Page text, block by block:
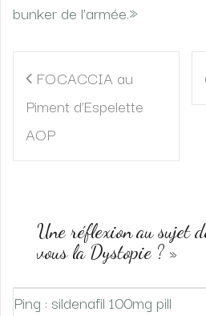
bunker de l’armée.»
de
l’article
FOCACCIA au
Piment d’Espelette
AOP
Une réflexion au sujet
vous la Dystopie ? »
Ping : sildenafil 100mg pill